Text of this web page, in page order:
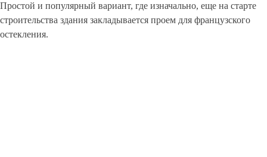
Простой и популярный вариант, где изначально, еще на старте
строительства здания закладывается проем для французского
остекления.